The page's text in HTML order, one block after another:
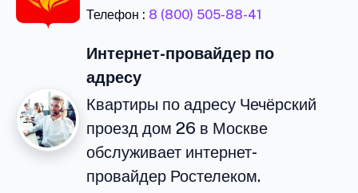
Телефон : 8 (800) 505-88-41
Интернет-провайдер по
адресу
Квартиры по адресу Чечёрский
проезд дом 26 в Москве
обслуживает интернет-
провайдер Ростелеком.